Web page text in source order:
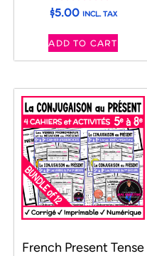
Rated
out of 5
$5.00 INCL. TAX
ADD TO CART
French Present Tense